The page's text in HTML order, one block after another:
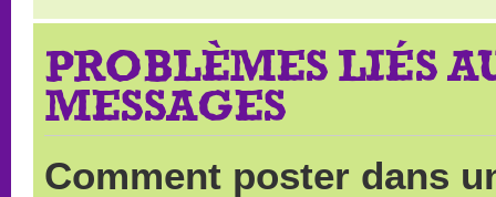
PROBLÈMES LIÉS
MESSAGES
Comment poster dans